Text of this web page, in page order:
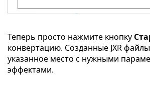
Теперь просто нажмите кнопку
конвертацию. Созданные JXR
указанное место с нужными
эффектами.